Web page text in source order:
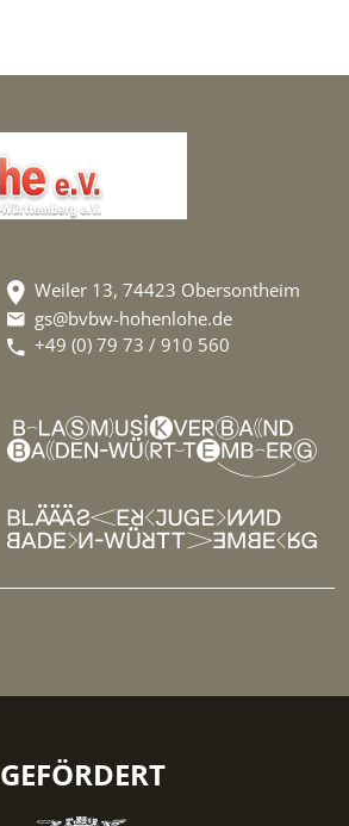
Weiler 13, 74423 Obersontheim
gs@bvbw-hohenlohe.de
+49 (0) 79 73 / 910 560
GEFÖRDERT